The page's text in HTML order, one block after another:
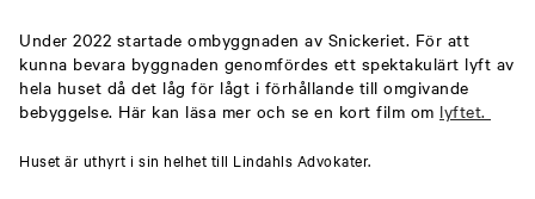
Under 2022 startade ombyggnaden av Snickeriet. För att
kunna bevara byggnaden genomfördes ett spektakulärt lyft av
hela huset då det låg för lågt i förhållande till omgivande
bebyggelse. Här kan läsa mer och se en kort film om lyftet.
Huset är uthyrt i sin helhet till Lindahls Advokater.